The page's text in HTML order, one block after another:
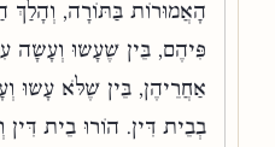
הָאֲמוּרוֹת בַּתּוֹרָה, וְהָלַךְ
פִּיהֶם, בֵּין שֶׁעָשׂוּ וְעָשָׂה
אַחֲרֵיהֶן, בֵּין שֶׁלֹּא עָשׂוּ
בְבֵית דִּין. הוֹרוּ בֵית